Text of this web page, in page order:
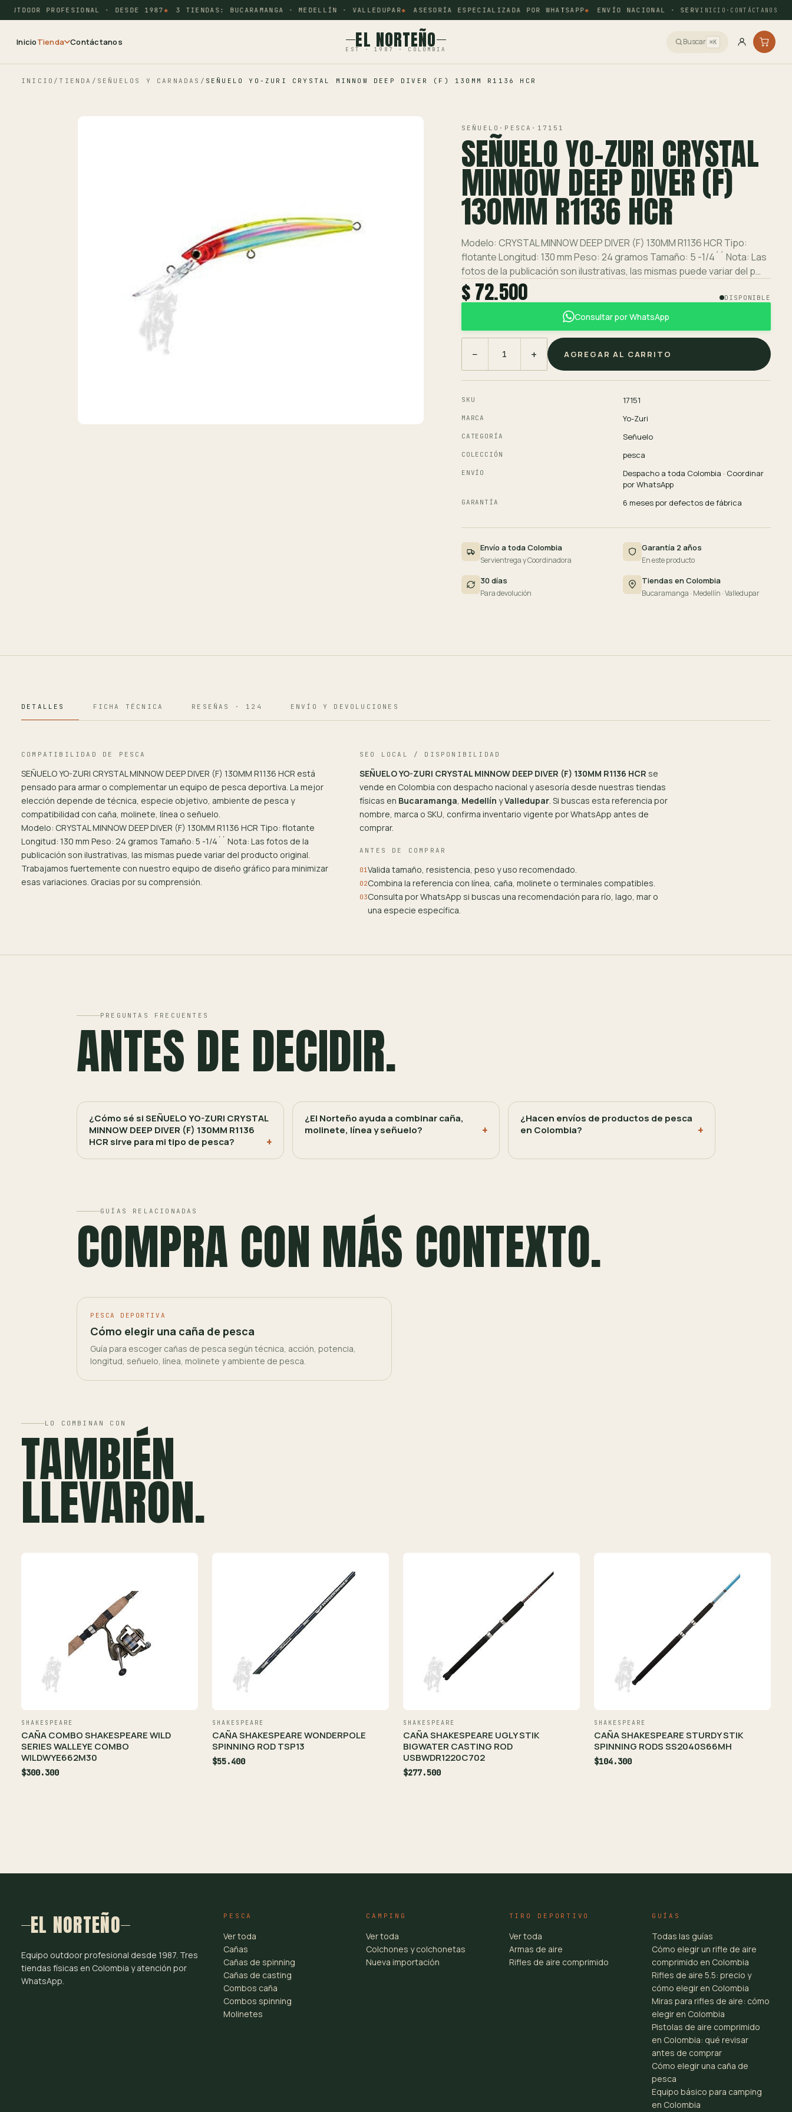
PROFESIONAL · DESDE 1987 3 TIENDAS: BUCARAMANGA · MEDELLÍN · VALLEDUPAR ASESORÍA ESPECIALIZADA POR WHATSAPP ENVÍO NACIONAL · SERVIENTREGA Y
INICIO · CONTÁCTANOS
InicioTienda Contáctanos EL NORTEÑO
EST · 1987 · COLOMBIA
Buscar ⌘K
INICIO / TIENDA / SEÑUELOS Y CARNADAS / SEÑUELO YO-ZURI CRYSTAL MINNOW DEEP DIVER (F) 130MM R1136 HCR
SEÑUELO · PESCA · 17151
SEÑUELO YO-ZURI CRYSTAL
MINNOW DEEP DIVER (F)
130MM R1136 HCR
Modelo: CRYSTAL MINNOW DEEP DIVER (F) 130MM R1136 HCR Tipo:
flotante Longitud: 130 mm Peso: 24 gramos Tamaño: 5 -1/4´´ Nota: Las
fotos de la publicación son ilustrativas, las mismas puede variar del p…
$ 72.500 DISPONIBLE
Consultar por WhatsApp
− + AGREGAR AL CARRITO
SKU 17151
MARCA Yo-Zuri
CATEGORÍA Señuelo
COLECCIÓN pesca
ENVÍO
Despacho a toda Colombia · Coordinar
por WhatsApp
GARANTÍA 6 meses por defectos de fábrica
Envío a toda Colombia
Servientrega y Coordinadora
Garantía 2 años
En este producto
30 días
Para devolución
Tiendas en Colombia
Bucaramanga · Medellín · Valledupar
DETALLES FICHA TÉCNICA RESEÑAS · 124 ENVÍO Y DEVOLUCIONES
COMPATIBILIDAD DE PESCA
SEÑUELO YO-ZURI CRYSTAL MINNOW DEEP DIVER (F) 130MM R1136 HCR está
pensado para armar o complementar un equipo de pesca deportiva. La mejor
elección depende de técnica, especie objetivo, ambiente de pesca y
compatibilidad con caña, molinete, línea o señuelo.
Modelo: CRYSTAL MINNOW DEEP DIVER (F) 130MM R1136 HCR Tipo: flotante
Longitud: 130 mm Peso: 24 gramos Tamaño: 5 -1/4´´ Nota: Las fotos de la
publicación son ilustrativas, las mismas puede variar del producto original.
Trabajamos fuertemente con nuestro equipo de diseño gráfico para minimizar
esas variaciones. Gracias por su comprensión.
SEO LOCAL / DISPONIBILIDAD
SEÑUELO YO-ZURI CRYSTAL MINNOW DEEP DIVER (F) 130MM R1136 HCR se
vende en Colombia con despacho nacional y asesoría desde nuestras tiendas
físicas en Bucaramanga, Medellín yValledupar. Si buscas esta referencia por
nombre, marca o SKU, confirma inventario vigente por WhatsApp antes de
comprar.
ANTES DE COMPRAR
01Valida tamaño, resistencia, peso y uso recomendado.
02Combina la referencia con línea, caña, molinete o terminales compatibles.
03Consulta por WhatsApp si buscas una recomendación para río, lago, mar o
una especie específica.
PREGUNTAS FRECUENTES
ANTES DE DECIDIR.
¿Cómo sé si SEÑUELO YO-ZURI CRYSTAL
MINNOW DEEP DIVER (F) 130MM R1136
HCR sirve para mi tipo de pesca?
¿El Norteño ayuda a combinar caña,
molinete, línea y señuelo?
¿Hacen envíos de productos de pesca
en Colombia?
GUÍAS RELACIONADAS
COMPRA CON MÁS CONTEXTO.
PESCA DEPORTIVA
Cómo elegir una caña de pesca
Guía para escoger cañas de pesca según técnica, acción, potencia,
longitud, señuelo, línea, molinete y ambiente de pesca.
LO COMBINAN CON
TAMBIÉN
LLEVARON.
SHAKESPEARE
CAÑA COMBO SHAKESPEARE WILD
SERIES WALLEYE COMBO
WILDWYE662M30
$300.300
SHAKESPEARE
CAÑA SHAKESPEARE WONDERPOLE
SPINNING ROD TSP13
$55.400
SHAKESPEARE
CAÑA SHAKESPEARE UGLY STIK
BIGWATER CASTING ROD
USBWDR1220C702
$277.500
SHAKESPEARE
CAÑA SHAKESPEARE STURDY STIK
SPINNING RODS SS2040S66MH
$104.300
EL NORTEÑO
Equipo outdoor profesional desde 1987. Tres
tiendas físicas en Colombia y atención por
WhatsApp.
PESCA
Ver toda
Cañas
Cañas de spinning
Cañas de casting
Combos caña
Combos spinning
Molinetes
CAMPING
Ver toda
Colchones y colchonetas
Nueva importación
TIRO DEPORTIVO
Ver toda
Armas de aire
Rifles de aire comprimido
GUÍAS
Todas las guías
Cómo elegir un rifle de aire
comprimido en Colombia
Rifles de aire 5.5: precio y
cómo elegir en Colombia
Miras para rifles de aire: cómo
elegir en Colombia
Pistolas de aire comprimido
en Colombia: qué revisar
antes de comprar
Cómo elegir una caña de
pesca
Equipo básico para camping
en Colombia